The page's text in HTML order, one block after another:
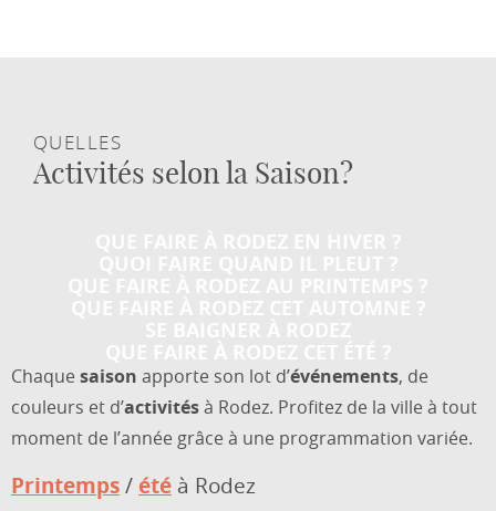
QUELLES
Activités selon la Saison?
Chaque saison apporte son lot d’événements, de
couleurs et d’activitésà Rodez. Profitez de la ville à tout
moment de l’année grâce à une programmation variée.
Printemps/ été à Rodez